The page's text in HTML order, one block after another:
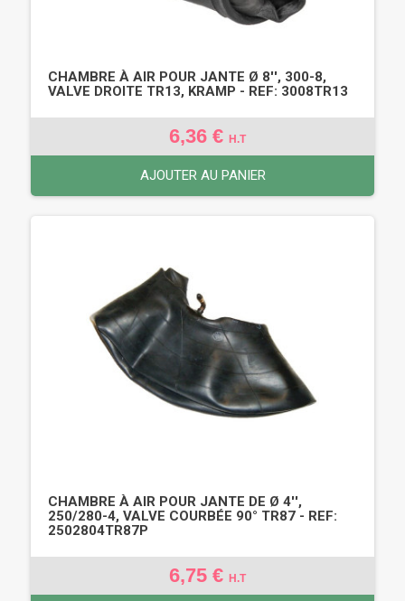
CHAMBRE À AIR POUR JANTE Ø 8'', 300-8,
VALVE DROITE TR13, KRAMP - REF: 3008TR13
6,36 € H.T
AJOUTER AU PANIER
CHAMBRE À AIR POUR JANTE DE Ø 4'',
250/280-4, VALVE COURBÉE 90° TR87 - REF:
2502804TR87P
6,75 € H.T